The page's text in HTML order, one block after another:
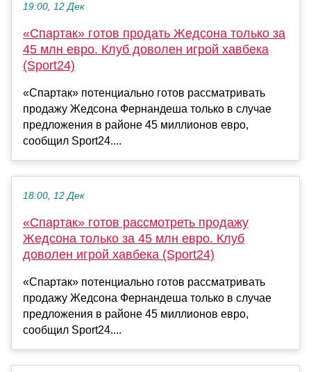
19:00, 12 Дек
«Спартак» готов продать Жедсона только за
45 млн евро. Клуб доволен игрой хавбека
(Sport24)
«Спартак» потенциально готов рассматривать
продажу Жедсона Фернандеша только в случае
предложения в районе 45 миллионов евро,
сообщил Sport24....
18:00, 12 Дек
«Спартак» готов рассмотреть продажу
Жедсона только за 45 млн евро. Клуб
доволен игрой хавбека (Sport24)
«Спартак» потенциально готов рассматривать
продажу Жедсона Фернандеша только в случае
предложения в районе 45 миллионов евро,
сообщил Sport24....